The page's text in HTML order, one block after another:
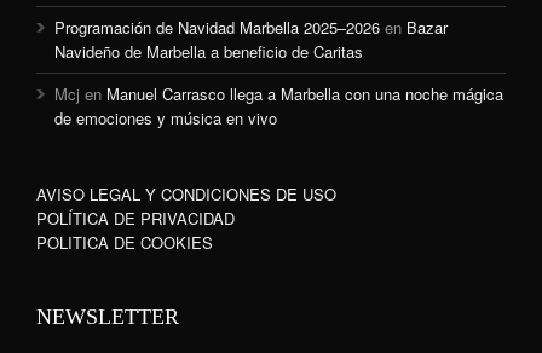
Programación de Navidad Marbella 2025–2026 en Bazar
Navideño de Marbella a beneficio de Caritas
Mcj en Manuel Carrasco llega a Marbella con una noche mágica
de emociones y música en vivo
AVISO LEGAL Y CONDICIONES DE USO
POLÍTICA DE PRIVACIDAD
POLITICA DE COOKIES
NEWSLETTER